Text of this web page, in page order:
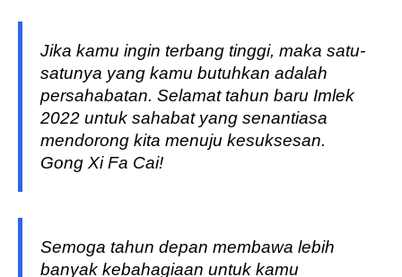
Jika kamu ingin terbang tinggi, maka satu-
satunya yang kamu butuhkan adalah
persahabatan. Selamat tahun baru Imlek
2022 untuk sahabat yang senantiasa
mendorong kita menuju kesuksesan.
Gong Xi Fa Cai!
Semoga tahun depan membawa lebih
banyak kebahagiaan untuk kamu